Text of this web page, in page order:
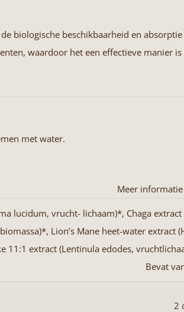
biologische beschikbaarheid en
waardoor het een effectieve manier
met water.
Meer informatie
lucidum, vrucht- lichaam)*, Chaga
Lion’s Mane heet-water
11:1 extract (Lentinula edodes,
Bevat
2